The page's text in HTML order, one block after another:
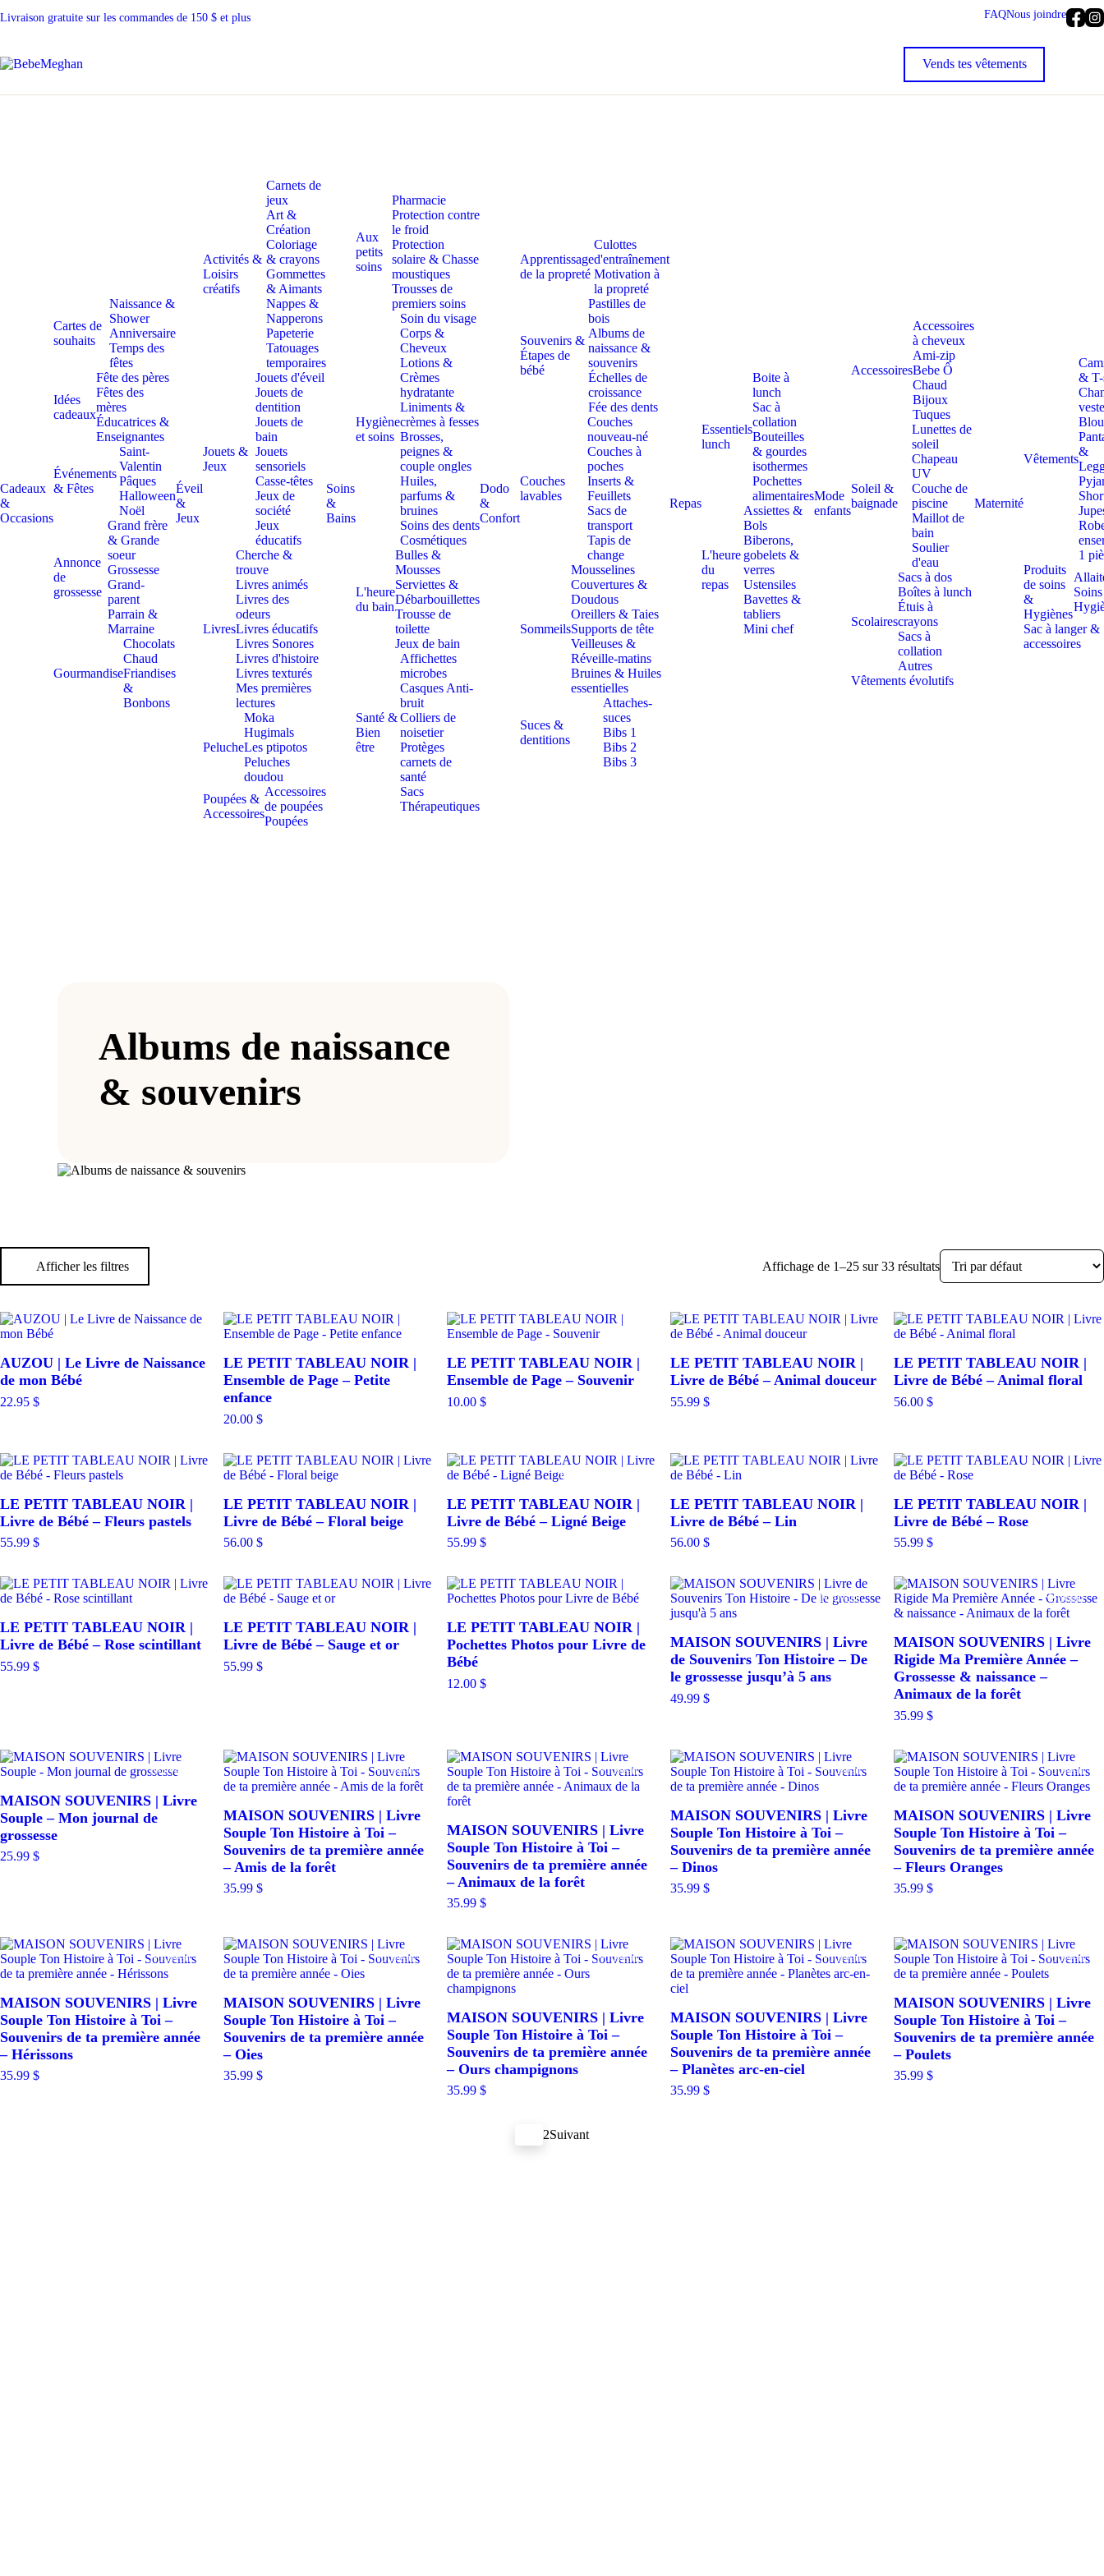
Livraison gratuite sur les commandes de 150 $ et plus FAQNous joindre
Cadeaux
&
Occasions
Cartes de
souhaits
Naissance &
Shower
Anniversaire
Temps des
fêtes
Idées
cadeaux
Fête des pères
Fêtes des
mères
Éducatrices &
Enseignantes
Événements
& Fêtes
Saint-
Valentin
Pâques
Halloween
Noël
Annonce
de
grossesse
Grand frère
& Grande
soeur
Grossesse
Grand-
parent
Parrain &
Marraine
Gourmandise
Chocolats
Chaud
Friandises
&
Bonbons
Éveil
&
Jeux
Activités &
Loisirs
créatifs
Carnets de
jeux
Art &
Création
Coloriage
& crayons
Gommettes
& Aimants
Nappes &
Napperons
Papeterie
Tatouages
temporaires
Jouets &
Jeux
Jouets d'éveil
Jouets de
dentition
Jouets de
bain
Jouets
sensoriels
Casse-têtes
Jeux de
société
Jeux
éducatifs
Livres
Cherche &
trouve
Livres animés
Livres des
odeurs
Livres éducatifs
Livres Sonores
Livres d'histoire
Livres texturés
Mes premières
lectures
Peluche
Moka
Hugimals
Les ptipotos
Peluches
doudou
Poupées &
Accessoires
Accessoires
de poupées
Poupées
Soins
&
Bains
Aux
petits
soins
Pharmacie
Protection contre
le froid
Protection
solaire & Chasse
moustiques
Trousses de
premiers soins
Hygiène
et soins
Soin du visage
Corps &
Cheveux
Lotions &
Crèmes
hydratante
Liniments &
crèmes à fesses
Brosses,
peignes &
couple ongles
Huiles,
parfums &
bruines
Soins des dents
Cosmétiques
L'heure
du bain
Bulles &
Mousses
Serviettes &
Débarbouillettes
Trousse de
toilette
Jeux de bain
Santé &
Bien
être
Affichettes
microbes
Casques Anti-
bruit
Colliers de
noisetier
Protèges
carnets de
santé
Sacs
Thérapeutiques
Dodo
&
Confort
Apprentissage
de la propreté
Culottes
d'entraînement
Motivation à
la propreté
Souvenirs &
Étapes de
bébé
Pastilles de
bois
Albums de
naissance &
souvenirs
Échelles de
croissance
Fée des dents
Couches
lavables
Couches
nouveau-né
Couches à
poches
Inserts &
Feuillets
Sacs de
transport
Tapis de
change
Sommeils
Mousselines
Couvertures &
Doudous
Oreillers & Taies
Supports de tête
Veilleuses &
Réveille-matins
Bruines & Huiles
essentielles
Suces &
dentitions
Attaches-
suces
Bibs 1
Bibs 2
Bibs 3
Repas
Essentiels
lunch
Boite à
lunch
Sac à
collation
Bouteilles
& gourdes
isothermes
Pochettes
alimentaires
L'heure
du
repas
Assiettes &
Bols
Biberons,
gobelets &
verres
Ustensiles
Bavettes &
tabliers
Mini chef
Mode
enfants
Accessoires
Accessoires
à cheveux
Ami-zip
Bebe Ô
Chaud
Bijoux
Tuques
Soleil &
baignade
Lunettes de
soleil
Chapeau
UV
Couche de
piscine
Maillot de
bain
Soulier
d'eau
Scolaires
Sacs à dos
Boîtes à lunch
Étuis à
crayons
Sacs à
collation
Autres
Vêtements évolutifs
Maternité
Vêtements
& T-
&
1
Produits
de soins
&
Hygiènes
Sac à langer &
accessoires
Albums de naissance
& souvenirs
Afficher les filtres Affichage de 1–25 sur 33 résultats
Catégories
Carte Cadeau
Dodo & Confort
Éveil & Jeux
Maternité
Repas
Soins & Bains
Rechercher par prix
AUZOU | Le Livre de Naissance
de mon Bébé
22.95 $
LE PETIT TABLEAU NOIR |
Ensemble de Page – Petite
enfance
20.00 $
LE PETIT TABLEAU NOIR |
Ensemble de Page – Souvenir
10.00 $
LE PETIT TABLEAU NOIR |
Livre de Bébé – Animal douceur
55.99 $
LE PETIT TABLEAU NOIR |
Livre de Bébé – Animal floral
56.00 $
LE PETIT TABLEAU NOIR |
Livre de Bébé – Fleurs pastels
55.99 $
LE PETIT TABLEAU NOIR |
Livre de Bébé – Floral beige
56.00 $
Rupture de stock
LE PETIT TABLEAU NOIR |
Livre de Bébé – Ligné Beige
55.99 $
LE PETIT TABLEAU NOIR |
Livre de Bébé – Lin
56.00 $
LE PETIT TABLEAU NOIR |
Livre de Bébé – Rose
55.99 $
LE PETIT TABLEAU NOIR |
Livre de Bébé – Rose scintillant
55.99 $
LE PETIT TABLEAU NOIR |
Livre de Bébé – Sauge et or
55.99 $
LE PETIT TABLEAU NOIR |
Pochettes Photos pour Livre de
Bébé
12.00 $
Nouveau
MAISON SOUVENIRS | Livre
de Souvenirs Ton Histoire – De
le grossesse jusqu’à 5 ans
49.99 $
Nouveau
MAISON SOUVENIRS | Livre
Rigide Ma Première Année –
Grossesse & naissance –
Animaux de la forêt
35.99 $
Nouveau
MAISON SOUVENIRS | Livre
Souple – Mon journal de
grossesse
25.99 $
Nouveau
MAISON SOUVENIRS | Livre
Souple Ton Histoire à Toi –
Souvenirs de ta première année
– Amis de la forêt
35.99 $
Nouveau
MAISON SOUVENIRS | Livre
Souple Ton Histoire à Toi –
Souvenirs de ta première année
– Animaux de la forêt
35.99 $
Nouveau
MAISON SOUVENIRS | Livre
Souple Ton Histoire à Toi –
Souvenirs de ta première année
– Dinos
35.99 $
Nouveau
MAISON SOUVENIRS | Livre
Souple Ton Histoire à Toi –
Souvenirs de ta première année
– Fleurs Oranges
35.99 $
Nouveau
MAISON SOUVENIRS | Livre
Souple Ton Histoire à Toi –
Souvenirs de ta première année
– Hérissons
35.99 $
Nouveau
MAISON SOUVENIRS | Livre
Souple Ton Histoire à Toi –
Souvenirs de ta première année
– Oies
35.99 $
Nouveau
MAISON SOUVENIRS | Livre
Souple Ton Histoire à Toi –
Souvenirs de ta première année
– Ours champignons
35.99 $
Nouveau
MAISON SOUVENIRS | Livre
Souple Ton Histoire à Toi –
Souvenirs de ta première année
– Planètes arc-en-ciel
35.99 $
Nouveau
MAISON SOUVENIRS | Livre
Souple Ton Histoire à Toi –
Souvenirs de ta première année
– Poulets
35.99 $
2Suivant